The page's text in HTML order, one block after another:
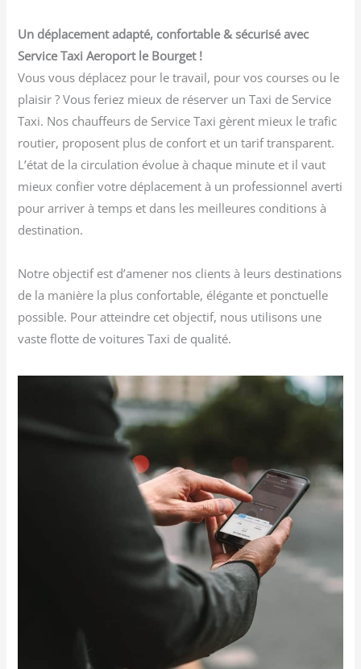
Un déplacement adapté, confortable & sécurisé avec
Service Taxi Aeroport le Bourget !
Vous vous déplacez pour le travail, pour vos courses ou le
plaisir ? Vous feriez mieux de réserver un Taxi de Service
Taxi. Nos chauffeurs de Service Taxi gèrent mieux le trafic
routier, proposent plus de confort et un tarif transparent.
L’état de la circulation évolue à chaque minute et il vaut
mieux confier votre déplacement à un professionnel averti
pour arriver à temps et dans les meilleures conditions à
destination.
Notre objectif est d’amener nos clients à leurs destinations
de la manière la plus confortable, élégante et ponctuelle
possible. Pour atteindre cet objectif, nous utilisons une
vaste flotte de voitures Taxi de qualité.